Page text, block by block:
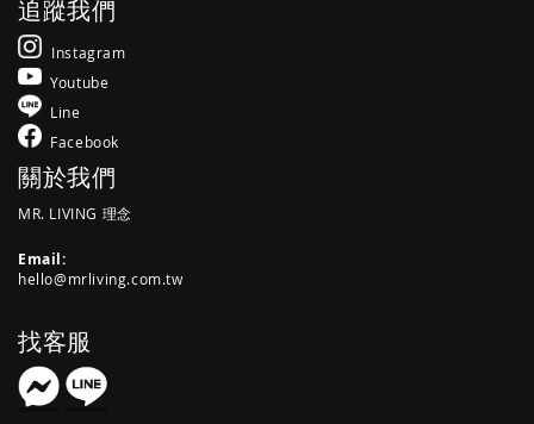
追蹤我們
Instagram
Youtube
Line
Facebook
關於我們
MR. LIVING 理念
Email:
hello@mrliving.com.tw
找客服